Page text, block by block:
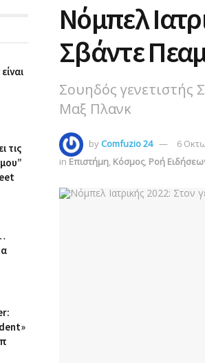
Νόμπελ
Σβάντε
Σουηδός γενετιστής
Μαξ Πλανκ
by Comfuzio 24
6
in Επιστήμη, Κόσμος, Ροή
τις